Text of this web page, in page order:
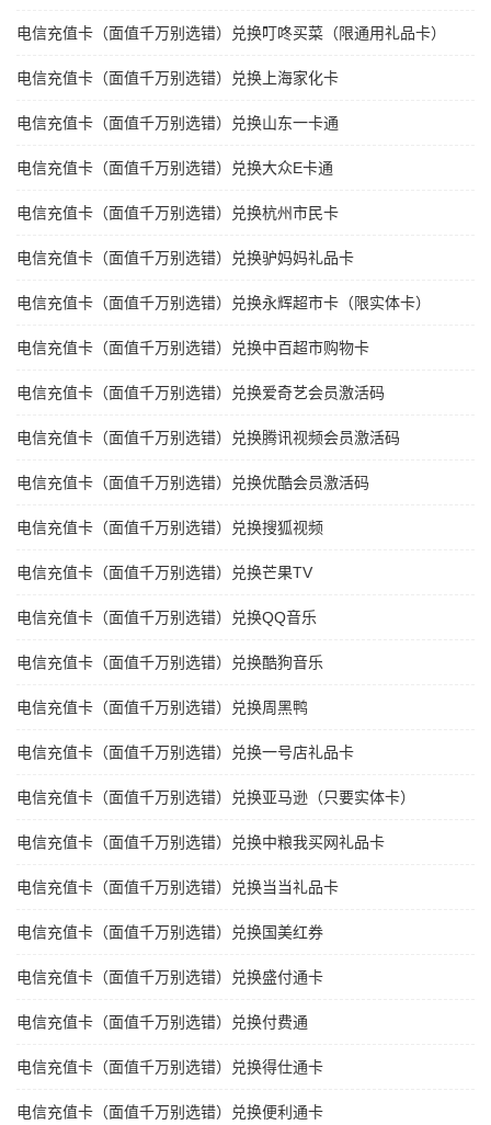
电信充值卡（面值千万别选错）兑换叮咚买菜（限通用礼品卡）
电信充值卡（面值千万别选错）兑换上海家化卡
电信充值卡（面值千万别选错）兑换山东一卡通
电信充值卡（面值千万别选错）兑换大众E卡通
电信充值卡（面值千万别选错）兑换杭州市民卡
电信充值卡（面值千万别选错）兑换驴妈妈礼品卡
电信充值卡（面值千万别选错）兑换永辉超市卡（限实体卡）
电信充值卡（面值千万别选错）兑换中百超市购物卡
电信充值卡（面值千万别选错）兑换爱奇艺会员激活码
电信充值卡（面值千万别选错）兑换腾讯视频会员激活码
电信充值卡（面值千万别选错）兑换优酷会员激活码
电信充值卡（面值千万别选错）兑换搜狐视频
电信充值卡（面值千万别选错）兑换芒果TV
电信充值卡（面值千万别选错）兑换QQ音乐
电信充值卡（面值千万别选错）兑换酷狗音乐
电信充值卡（面值千万别选错）兑换周黑鸭
电信充值卡（面值千万别选错）兑换一号店礼品卡
电信充值卡（面值千万别选错）兑换亚马逊（只要实体卡）
电信充值卡（面值千万别选错）兑换中粮我买网礼品卡
电信充值卡（面值千万别选错）兑换当当礼品卡
电信充值卡（面值千万别选错）兑换国美红券
电信充值卡（面值千万别选错）兑换盛付通卡
电信充值卡（面值千万别选错）兑换付费通
电信充值卡（面值千万别选错）兑换得仕通卡
电信充值卡（面值千万别选错）兑换便利通卡